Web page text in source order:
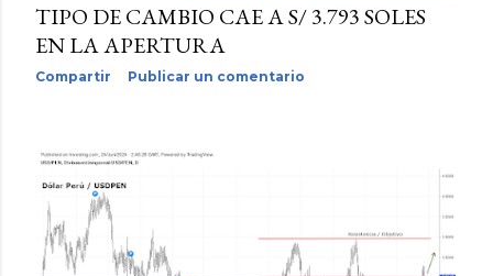
TIPO DE CAMBIO CAE A S/ 3.793 SOLES
EN LA APERTURA
Compartir Publicar un comentario